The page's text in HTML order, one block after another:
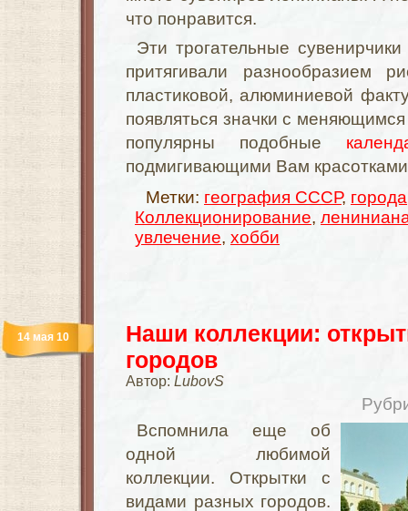
что понравится.
Эти трогательные
притягивали разнообразием
пластиковой, алюминиевой
появляться значки с
популярны подобные
подмигивающими Вам
Метки: география СССР, города
Коллекционирование,
увлечение, хобби
Наши коллекции:
городов
Автор: LubovS
14 мая 10
Вспомнила еще об
одной любимой
коллекции. Открытки с
видами разных городов.